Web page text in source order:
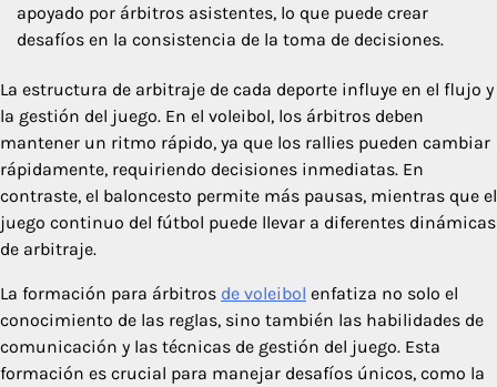
apoyado por árbitros asistentes, lo que puede crear
desafíos en la consistencia de la toma de decisiones.
La estructura de arbitraje de cada deporte influye en el flujo y
la gestión del juego. En el voleibol, los árbitros deben
mantener un ritmo rápido, ya que los rallies pueden cambiar
rápidamente, requiriendo decisiones inmediatas. En
contraste, el baloncesto permite más pausas, mientras que el
juego continuo del fútbol puede llevar a diferentes dinámicas
de arbitraje.
La formación para árbitros de voleibol enfatiza no solo el
conocimiento de las reglas, sino también las habilidades de
comunicación y las técnicas de gestión del juego. Esta
formación es crucial para manejar desafíos únicos, como la